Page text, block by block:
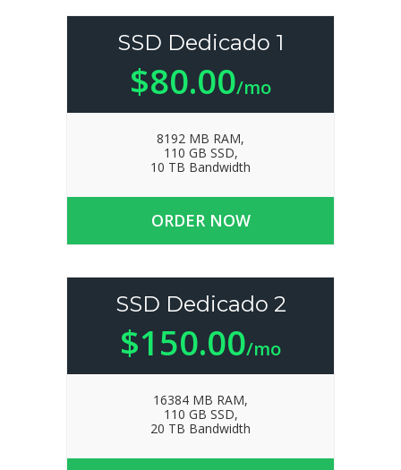
SSD Dedicado 1
$80.00/mo
8192 MB RAM,
110 GB SSD,
10 TB Bandwidth
ORDER NOW
SSD Dedicado 2
$150.00/mo
16384 MB RAM,
110 GB SSD,
20 TB Bandwidth